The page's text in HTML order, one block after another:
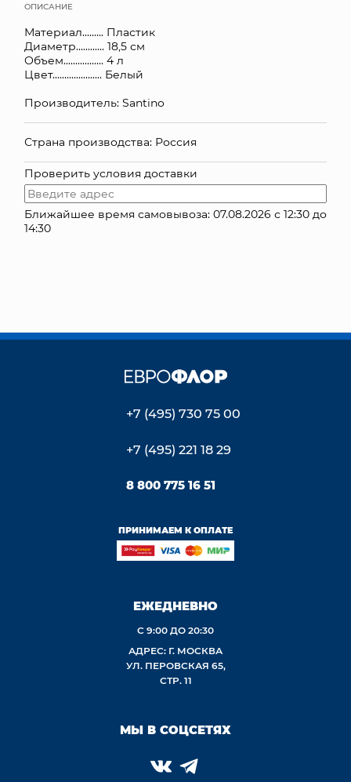
ОПТОВЫМ КЛИЕНТАМ
КОНТАКТЫ
ОПИСАНИЕ
Материал......... Пластик
Диаметр............ 18,5 см
Объем................. 4 л
Цвет..................... Белый
Производитель: Santino
Страна производства: Россия
Проверить условия доставки
Ближайшее время самовывоза: 07.08.2026 с 12:30 до
14:30
+7 (495) 730 75 00
+7 (495) 221 18 29
8 800 775 16 51
ПРИНИМАЕМ К ОПЛАТЕ
ЕЖЕДНЕВНО
С 9:00 ДО 20:30
АДРЕС: Г. МОСКВА
УЛ. ПЕРОВСКАЯ 65,
СТР. 11
МЫ В СОЦСЕТЯХ